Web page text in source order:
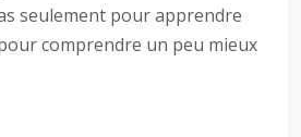
seulement pour apprendre
comprendre un peu mieux